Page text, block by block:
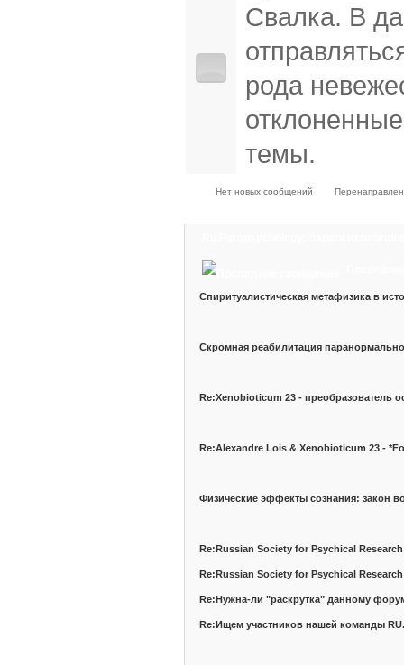
Свалка. В
рода
темы.
Нет новых сообщений
Спиритуалистическая метафизика в
Скромная реабилитация
Re:Xenobioticum 23 - преобразователь
Re:Alexandre Lois & Xenobioticum 23 -
Физические эффекты сознания: закон
Re:Russian Society for Psychical Research
Re:Russian Society for Psychical Research
Re:Нужна-ли "раскрутка" данному
Re:Ищем участников нашей команды